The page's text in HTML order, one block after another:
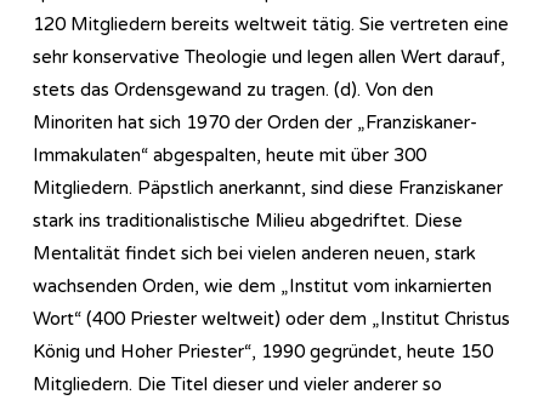
120 Mitgliedern bereits weltweit tätig. Sie vertreten eine
sehr konservative Theologie und legen allen Wert darauf,
stets das Ordensgewand zu tragen. (d). Von den
Minoriten hat sich 1970 der Orden der „Franziskaner-
Immakulaten“ abgespalten, heute mit über 300
Mitgliedern. Päpstlich anerkannt, sind diese Franziskaner
stark ins traditionalistische Milieu abgedriftet. Diese
Mentalität findet sich bei vielen anderen neuen, stark
wachsenden Orden, wie dem „Institut vom inkarnierten
Wort“ (400 Priester weltweit) oder dem „Institut Christus
König und Hoher Priester“, 1990 gegründet, heute 150
Mitgliedern. Die Titel dieser und vieler anderer so